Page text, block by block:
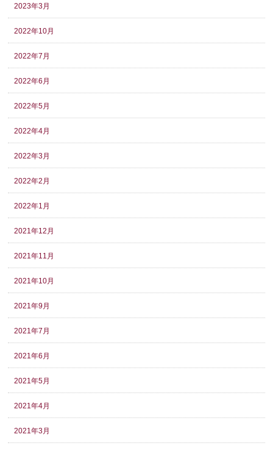
2023年3月
2022年10月
2022年7月
2022年6月
2022年5月
2022年4月
2022年3月
2022年2月
2022年1月
2021年12月
2021年11月
2021年10月
2021年9月
2021年7月
2021年6月
2021年5月
2021年4月
2021年3月